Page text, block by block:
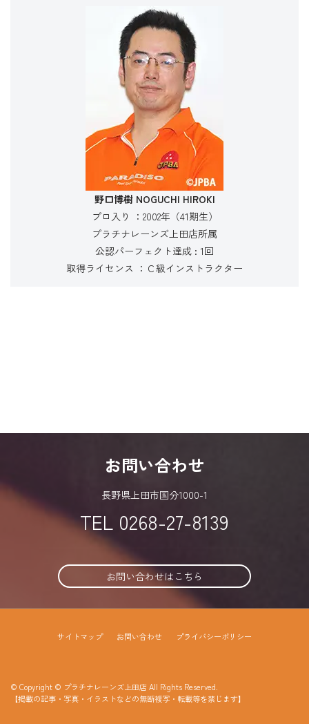
野口博樹 NOGUCHI HIROKI
プロ入り ：2002年（41期生）
プラチナレーンズ上田店所属
公認パーフェクト達成 : 1回
取得ライセンス ：Ｃ級インストラクター
お問い合わせ
長野県上田市国分1000-1
TEL 0268-27-8139
お問い合わせはこちら
サイトマップ お問い合わせ プライバシーポリシー
© Copyright © プラチナレーンズ上田店 All Rights Reserved.
【掲載の記事・写真・イラストなどの無断複写・転載等を禁じます】